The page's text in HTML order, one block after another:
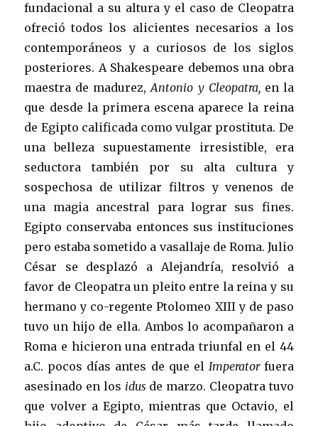
fundacional a su altura y el caso de Cleopatra
ofreció todos los alicientes necesarios a los
contemporáneos y a curiosos de los siglos
posteriores. A Shakespeare debemos una obra
maestra de madurez, Antonio y Cleopatra,en la
que desde la primera escena aparece la reina
de Egipto calificada como vulgar prostituta. De
una belleza supuestamente irresistible, era
seductora también por su alta cultura y
sospechosa de utilizar filtros y venenos de
una magia ancestral para lograr sus fines.
Egipto conservaba entonces sus instituciones
pero estaba sometido a vasallaje de Roma. Julio
César se desplazó a Alejandría, resolvió a
favor de Cleopatra un pleito entre la reina y su
hermano y co-regente Ptolomeo XIII y de paso
tuvo un hijo de ella. Ambos lo acompañaron a
Roma e hicieron una entrada triunfal en el 44
a.C. pocos días antes de que elImperatorfuera
asesinado en los idus de marzo. Cleopatra tuvo
que volver a Egipto, mientras que Octavio, el